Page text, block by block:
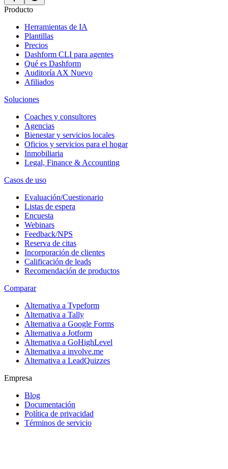
Producto
Herramientas de IA
Plantillas
Precios
Dashform CLI para agentes
Qué es Dashform
Auditoría AX Nuevo
Afiliados
Soluciones
Coaches y consultores
Agencias
Bienestar y servicios locales
Oficios y servicios para el hogar
Inmobiliaria
Legal, Finance & Accounting
Casos de uso
Evaluación/Cuestionario
Listas de espera
Encuesta
Webinars
Feedback/NPS
Reserva de citas
Incorporación de clientes
Calificación de leads
Recomendación de productos
Comparar
Alternativa a Typeform
Alternativa a Tally
Alternativa a Google Forms
Alternativa a Jotform
Alternativa a GoHighLevel
Alternativa a involve.me
Alternativa a LeadQuizzes
Empresa
Blog
Documentación
Política de privacidad
Términos de servicio